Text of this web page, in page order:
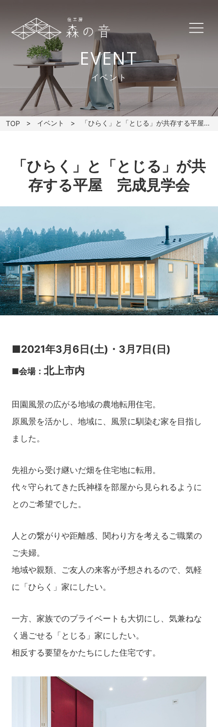
EVENT
イベント
TOP イベント 「ひらく」と「とじる」が共存する平屋 完成見学会
「ひらく」と「とじる」が共
存する平屋 完成見学会
■2021年3月6日(土)・3月7日(日)
■会場： 北上市内
田園風景の広がる地域の農地転用住宅。
原風景を活かし、地域に、風景に馴染む家を目指し
ました。
先祖から受け継いだ畑を住宅地に転用。
代々守られてきた氏神様を部屋から見られるように
とのご希望でした。
人との繋がりや距離感、関わり方を考えるご職業の
ご夫婦。
地域や親類、ご友人の来客が予想されるので、気軽
に「ひらく」家にしたい。
一方、家族でのプライベートも大切にし、気兼ねな
く過ごせる「とじる」家にしたい。
相反する要望をかたちにした住宅です。